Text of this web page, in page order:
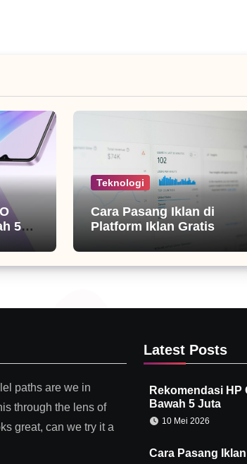
5
Teknologi
Cara Pasang Iklan di
Platform Iklan Gratis
paths are we in
through the lens of
great, can we try it a
Latest Posts
Rekomendasi HP
Bawah 5 Juta
10 Mei 2026
Cara Pasang